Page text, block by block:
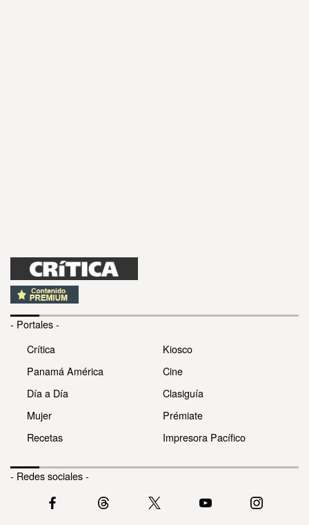
- Portales -
Crítica
Panamá América
Día a Día
Mujer
Recetas
Kiosco
Cine
Clasiguía
Prémiate
Impresora Pacífico
- Redes sociales -